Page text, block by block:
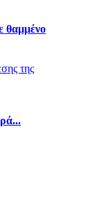
θαμμένο